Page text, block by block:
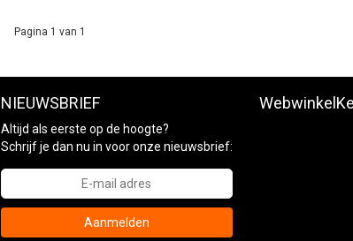
Pagina 1 van 1
NIEUWSBRIEF
Altijd als eerste op de hoogte?
Schrijf je dan nu in voor onze nieuwsbrief:
Aanmelden